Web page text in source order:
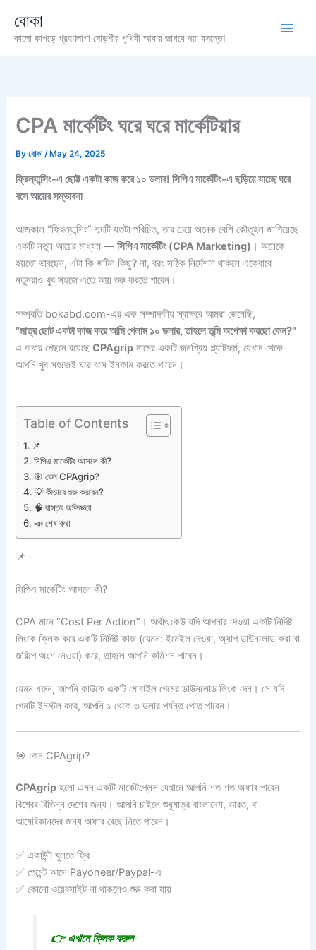
content
বোকা
কালো কাপড়ে গ্রহণলাগা ষোড়শীর পৃথিবী আবার জাগবে নয়া বসন্তে!
CPA মার্কেটিং ঘরে ঘরে মার্কেটিয়ার
Byবোকা/ May 24, 2025
ফ্রিল্যান্সিং-এ ছোট্ট একটা কাজ করে ১০ ডলার! সিপিএ মার্কেটিং-এ ছড়িয়ে যাচ্ছে ঘরে
বসে আয়ের সম্ভাবনা
আজকাল “ফ্রিল্যান্সিং” শব্দটি যতটা পরিচিত, তার চেয়ে অনেক বেশি কৌতূহল জাগিয়েছে
একটি নতুন আয়ের মাধ্যম —সিপিএ মার্কেটিং (CPA Marketing) । অনেকে
হয়তো ভাবছেন, এটা কি জটিল কিছু? না, বরং সঠিক নির্দেশনা থাকলে একেবারে
নতুনরাও খুব সহজে এতে আয় শুরু করতে পারেন।
সম্প্রতি bokabd.com-এর এক সম্পাদকীয় স্বাক্ষরে আমরা জেনেছি,
“মাত্র ছোট একটা কাজ করে আমি পেলাম ১০ ডলার, তাহলে তুমি অপেক্ষা করছো কেন?”
এ কথার পেছনে রয়েছেCPAgrip নামের একটি জনপ্রিয় প্ল্যাটফর্ম, যেখান থেকে
আপনি খুব সহজেই ঘরে বসে ইনকাম করতে পারেন।
Table of Contents
📌
সিপিএ মার্কেটিং আসলে কী?
🎯 কেন CPAgrip?
💡 কীভাবে শুরু করবেন?
🧠 বাস্তব অভিজ্ঞতা
📣 শেষ কথা
📌
সিপিএ মার্কেটিং আসলে কী?
CPA মানে “Cost Per Action”। অর্থাৎ কেউ যদি আপনার দেওয়া একটি নির্দিষ্ট
লিংকে ক্লিক করে একটি নির্দিষ্ট কাজ (যেমন: ইমেইল দেওয়া, অ্যাপ ডাউনলোড করা বা
জরিপে অংশ নেওয়া) করে, তাহলে আপনি কমিশন পাবেন।
যেমন ধরুন, আপনি কাউকে একটি মোবাইল গেমের ডাউনলোড লিংক দেন। সে যদি
গেমটি ইনস্টল করে, আপনি ১ থেকে ৩ ডলার পর্যন্ত পেতে পারেন।
🎯 কেন CPAgrip?
CPAgrip হলো এমন একটি মার্কেটপ্লেস যেখানে আপনি শত শত অফার পাবেন
বিশ্বের বিভিন্ন দেশের জন্য। আপনি চাইলে শুধুমাত্র বাংলাদেশ, ভারত, বা
আমেরিকানদের জন্য অফার বেছে নিতে পারেন।
✅ একাউন্ট খুলতে ফ্রি
✅ পেমেন্ট আসে Payoneer/Paypal-এ
✅ কোনো ওয়েবসাইট না থাকলেও শুরু করা যায়
👉 এখানে ক্লিক করুন